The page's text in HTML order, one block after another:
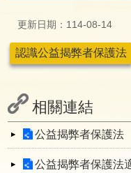
更新日期：114-08-14
認識公益揭弊者保護法
相關連結
公益揭弊者保護法
公益揭弊者保護法